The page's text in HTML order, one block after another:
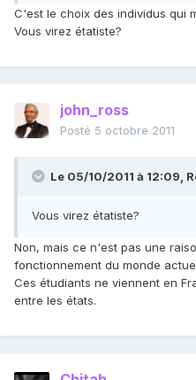
C'est le choix des individus qui
Vous virez étatiste?
john_ross
Posté 5 octobre 2011
Le 05/10/2011 à 12:09,
Vous virez étatiste?
Non, mais ce n'est pas une
fonctionnement du monde
Ces étudiants ne viennent en
entre les états.